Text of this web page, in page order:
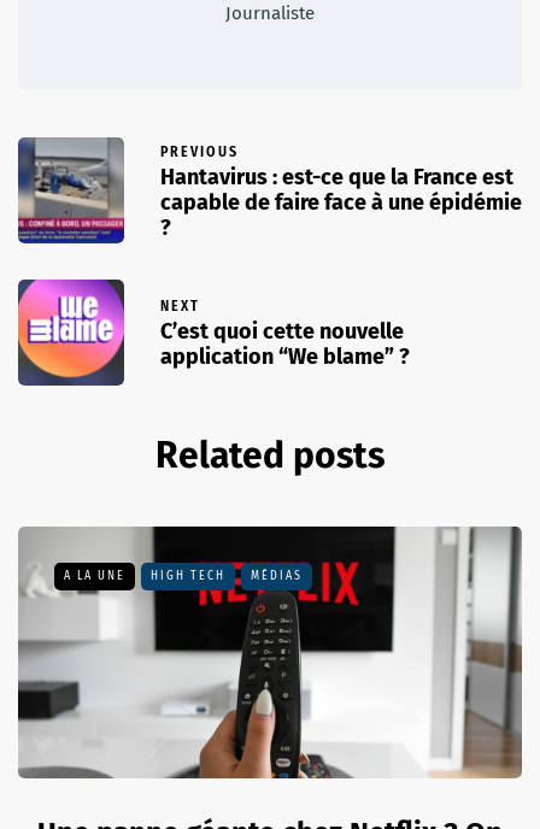
Journaliste
PREVIOUS
Hantavirus : est-ce que la France est
capable de faire face à une épidémie
?
NEXT
C’est quoi cette nouvelle
application “We blame” ?
Related posts
A LA UNE HIGH TECH MÉDIAS